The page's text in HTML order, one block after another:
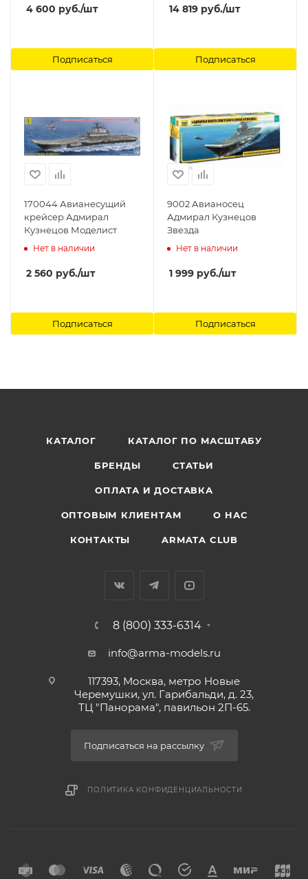
4 600 руб./шт
Подписаться
14 819 руб./шт
Подписаться
170044 Авианесущий
крейсер Адмирал
Кузнецов Моделист
Нет в наличии
2 560 руб./шт
Подписаться
9002 Авианосец
Адмирал Кузнецов
Звезда
Нет в наличии
1 999 руб./шт
Подписаться
КАТАЛОГ КАТАЛОГ ПО МАСШТАБУ
БРЕНДЫ СТАТЬИ
ОПЛАТА И ДОСТАВКА
ОПТОВЫМ КЛИЕНТАМ О НАС
КОНТАКТЫ ARMATA CLUB
8 (800) 333-6314
info@arma-models.ru
117393, Москва, метро Новые
Черемушки, ул. Гарибальди, д. 23,
ТЦ "Панорама", павильон 2П-65.
Подписаться на рассылку
ПОЛИТИКА КОНФИДЕНЦИАЛЬНОСТИ